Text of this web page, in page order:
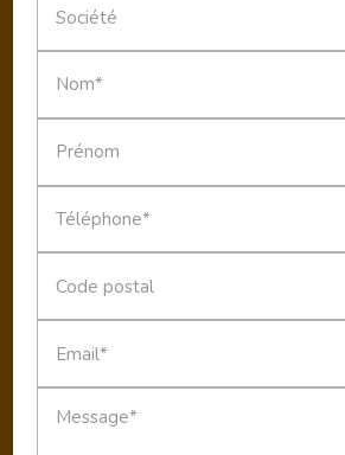
Société
Nom*
Prénom
Téléphone*
Code postal
Email*
Message*